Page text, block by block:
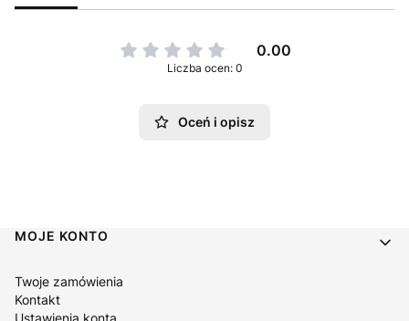
0.00
Liczba ocen: 0
Oceń i opisz
Linki w stopce
MOJE KONTO
Twoje zamówienia
Kontakt
Ustawienia konta